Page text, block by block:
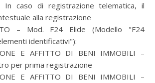
In caso di registrazione telematica, il
alla registrazione
– Mod. F24 Elide (Modello "F24
identificativi"):
E AFFITTO DI BENI IMMOBILI –
per prima registrazione
E AFFITTO DI BENI IMMOBILI –